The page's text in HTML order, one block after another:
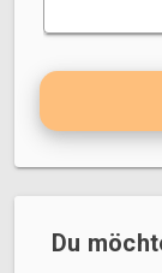
Du